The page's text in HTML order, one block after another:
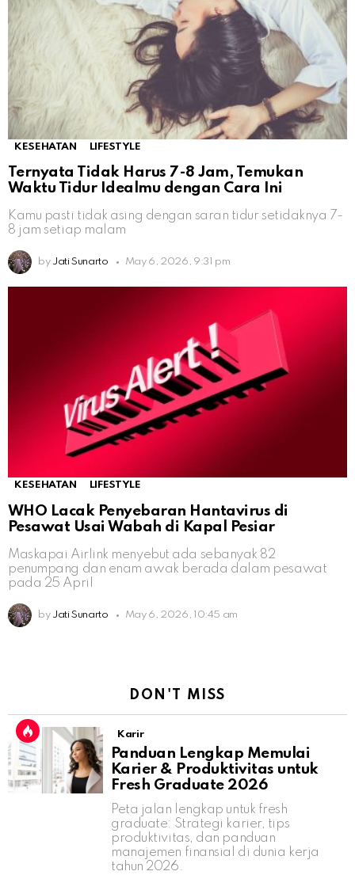
KESEHATAN LIFESTYLE
Ternyata Tidak Harus 7-8 Jam, Temukan
Waktu Tidur Idealmu dengan Cara Ini
Kamu pasti tidak asing dengan saran tidur setidaknya 7-
8 jam setiap malam
by Jati Sunarto May 6, 2026, 9:31 pm
KESEHATAN LIFESTYLE
WHO Lacak Penyebaran Hantavirus di
Pesawat Usai Wabah di Kapal Pesiar
Maskapai Airlink menyebut ada sebanyak 82
penumpang dan enam awak berada dalam pesawat
pada 25 April
by Jati Sunarto May 6, 2026, 10:45 am
DON'T MISS
Karir
Panduan Lengkap Memulai
Karier & Produktivitas untuk
Fresh Graduate 2026
Peta jalan lengkap untuk fresh
graduate: Strategi karier, tips
produktivitas, dan panduan
manajemen finansial di dunia kerja
tahun 2026.